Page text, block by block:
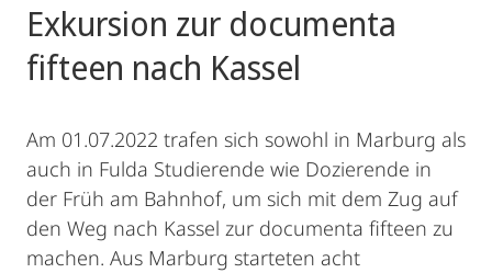
Exkursion zur documenta
fifteen nach Kassel
Am 01.07.2022 trafen sich sowohl in Marburg als
auch in Fulda Studierende wie Dozierende in
der Früh am Bahnhof, um sich mit dem Zug auf
den Weg nach Kassel zur documenta fifteen zu
machen. Aus Marburg starteten acht